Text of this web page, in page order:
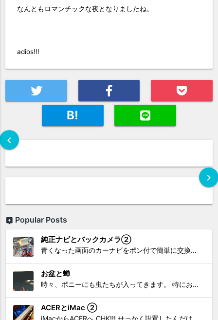
なんともロマンチックな夜となりましたね。
adios!!!
B!
chevron_left
chevron_right
Popular Posts
純正ナビとバックカメラ②
青くなった画面のカーナビをポン付で簡単に交換、出来ると思っていたら意外と闇多め!!!なDAY①から続く今回は、DAY②。 テスターで調べてみたのだが、結果的にバックカメラからナビ裏まで来てる、配線を見つけることが出来なかった前回。気付けば闇w。 さてさて、この頃のDVDナビ的なT...
お盆と蝉
時々、ポニーにも虫たちが入ってきます。 特にお盆の頃はどの虫かと気になり探してしまう。 今まではキリギリスやすいっちょん、今思えば今年は蝉だったのかな。
ACERとiMac ②